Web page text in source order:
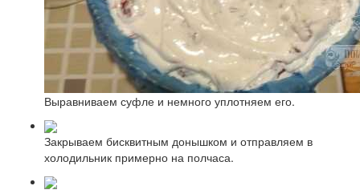
Выравниваем суфле и немного уплотняем его.
Закрываем бисквитным донышком и отправляем в
холодильник примерно на полчаса.